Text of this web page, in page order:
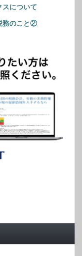
スについて
務のこと②